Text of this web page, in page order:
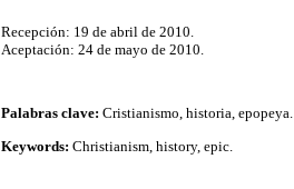
Recepción: 19 de abril de 2010.
Aceptación: 24 de mayo de 2010.
Palabras clave: Cristianismo, historia, epopeya.
Keywords: Christianism, history, epic.